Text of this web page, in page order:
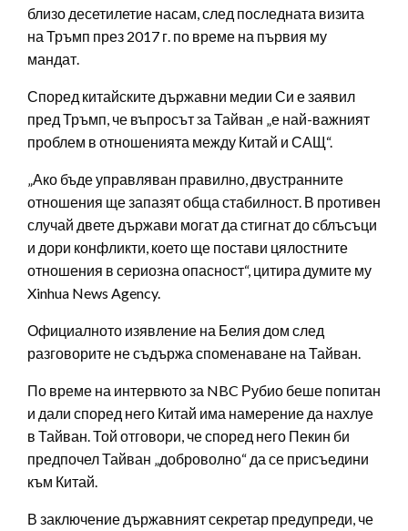
близо десетилетие насам, след последната визита
на Тръмп през 2017 г. по време на първия му
мандат.
Според китайските държавни медии Си е заявил
пред Тръмп, че въпросът за Тайван „е най-важният
проблем в отношенията между Китай и САЩ“.
„Ако бъде управляван правилно, двустранните
отношения ще запазят обща стабилност. В противен
случай двете държави могат да стигнат до сблъсъци
и дори конфликти, което ще постави цялостните
отношения в сериозна опасност“, цитира думите му
Xinhua News Agency.
Официалното изявление на Белия дом след
разговорите не съдържа споменаване на Тайван.
По време на интервюто за NBC Рубио беше попитан
и дали според него Китай има намерение да нахлуе
в Тайван. Той отговори, че според него Пекин би
предпочел Тайван „доброволно“ да се присъедини
към Китай.
В заключение държавният секретар предупреди, че